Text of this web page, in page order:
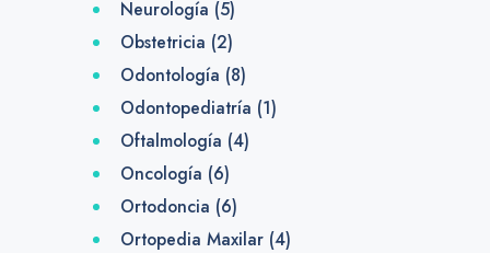
Neurología (5)
Obstetricia (2)
Odontología (8)
Odontopediatría (1)
Oftalmología (4)
Oncología (6)
Ortodoncia (6)
Ortopedia Maxilar(4)